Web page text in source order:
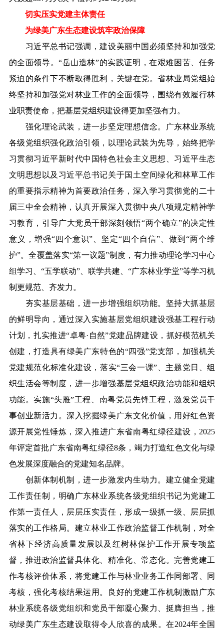
切实压实党建主体责任
为绿美广东生态建设筑牢政治保障
习近平总书记强调，建设美丽中国必须坚持和加强党
的全面领导。“岳山造林”的实践证明，在艰难困苦、任务
紧迫的条件下不断取得胜利，关键在党。省林业局党组始
终坚持和加强党对林业工作的全面领导，围绕有效履行林
业职责使命，把基层党组织建设得更加坚强有力。
强化理论武装，进一步坚定理想信念。广东林业系统
各级党组织强化政治引领，以理论武装为先导，始终把学
习贯彻习近平新时代中国特色社会主义思想、习近平生态
文明思想以及习近平总书记关于国土空间绿化和林草工作
的重要指示精神为首要政治任务，深入学习贯彻党的二十
届三中全会精神，认真开展深入贯彻中央八项规定精神学
习教育，引导广大党员干部深刻领悟“两个确立”的决定性
意义，增强“四个意识”、坚定“四个自信”、做到“两个维
护”。全覆盖落实“第一议题”制度，有力推动理论学习中心
组学习、“五学联动”、联学共建、“广东林业学堂”等学习机
制更规范、齐发力。
夯实基层基础，进一步增强组织功能。坚持大抓基层
的鲜明导向，通过深入实施基层党组织建设强基工程行动
计划，扎实推进“卓粤·自然”党建品牌建设，抓好模范机关
创建，打造具有绿美广东特色的“四强”党支部，加强机关
党建规范化标准化建设，落实“三会一课”、主题党日、组
织生活会等制度，进一步增强基层党组织政治功能和组织
功能。实施“头雁”工程、南粤党员先锋工程，激发党员干
事创业新活力。深入挖掘绿美广东文化价值，用好红色资
源开展党性锤炼，深入推进广东省南粤红绿径建设，2025
年评定首批广东省南粤红绿径8条，竭力打造红色文化与绿
色发展深度融合的党建知名品牌。
创新体制机制，进一步激发内生动力。建立健全党建
工作责任制，明确广东林业系统各级党组织书记为党建工
作第一责任人，层层压实责任，形成一级抓一级、层层抓
落实的工作格局。建立林业工作政治监督工作机制，对全
省林下经济高质量发展以及红树林保护工作开展专项监
督，推进政治监督具体化、精准化、常态化。完善党建工
作考核评价体系，将党建工作与林业业务工作同部署、同
考核，强化考核结果运用。良好的党建工作机制激励广东
林业系统各级党组织和党员干部凝心聚力、挺膺担当，推
动绿美广东生态建设取得令人欣喜的成果。在2024年全国